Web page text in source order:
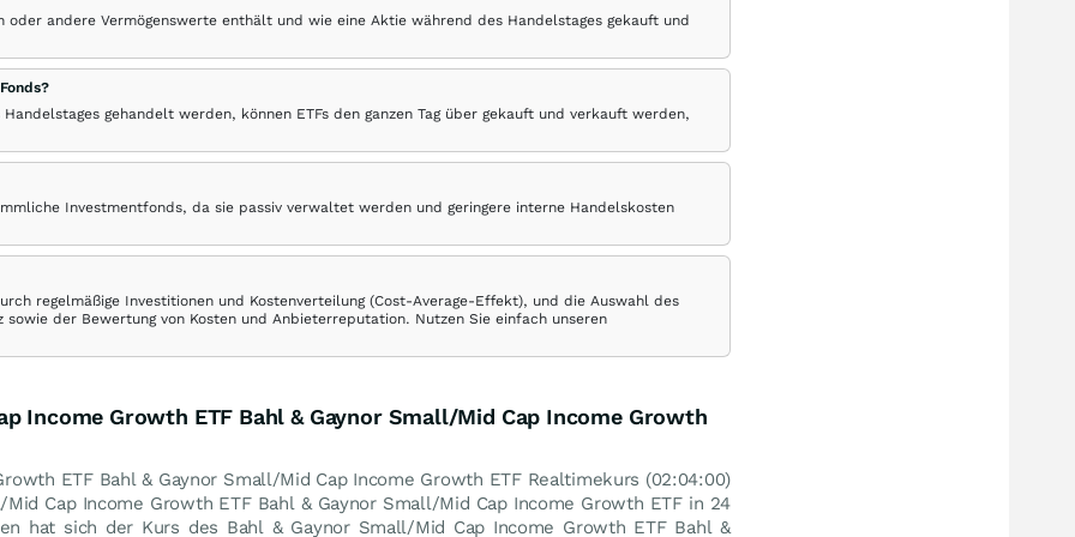
andere Vermögenswerte enthält und wie eine Aktie während des Handelstages gekauft und
gehandelt werden, können ETFs den ganzen Tag über gekauft und verkauft werden,
Investmentfonds, da sie passiv verwaltet werden und geringere interne Handelskosten
regelmäßige Investitionen und Kostenverteilung (Cost-Average-Effekt), und die Auswahl des
der Bewertung von Kosten und Anbieterreputation. Nutzen Sie einfach unseren
Income Growth ETF Bahl & Gaynor Small/Mid Cap Income Growth
ETF Bahl & Gaynor Small/Mid Cap Income Growth ETF Realtimekurs (02:04:00)
Cap Income Growth ETF Bahl & Gaynor Small/Mid Cap Income Growth ETF in 24
hat sich der Kurs des Bahl & Gaynor Small/Mid Cap Income Growth ETF Bahl &